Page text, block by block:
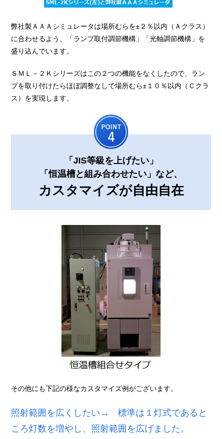
弊社製ＡＡＡシミュレータは場所むらを±２％以内（Ａクラス）
に合わせるよう、「ランプ取付調節機構」「光軸調節機構」を
盛り込んでいます。
ＳＭＬ－２Ｋシリーズはこの２つの機能をなくしたので、ラン
プを取り付けたらほぼ調整なしで場所むら±１０％以内（Ｃクラ
ス）を実現します。
「JIS等級を上げたい」
「恒温槽と組み合わせたい」など、
カスタマイズが自由自在
その他にも下記の様なカスタマイズ例がございます。
照射範囲を広くしたい→ 標準は１灯式であると
ころ灯数を増やし、照射範囲を広げました。